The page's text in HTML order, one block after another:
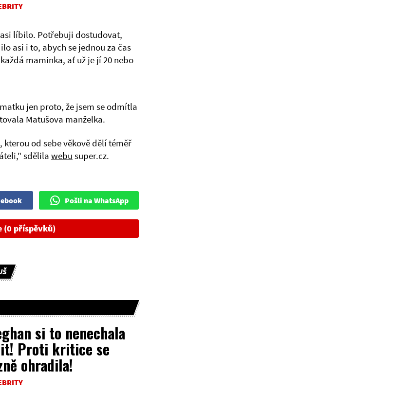
líbilo. Potřebuji dostudovat,
asi i to, abych se jednou za čas
maminka, ať už je jí 20 nebo
jen proto, že jsem se odmítla
Matušova manželka.
od sebe věkově dělí téměř
sdělila webu super.cz.
Pošli na WhatsApp
(0 příspěvků)
si to nenechala
Proti kritice se
ohradila!